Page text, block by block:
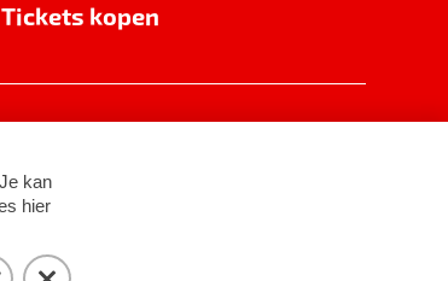
Tickets kopen